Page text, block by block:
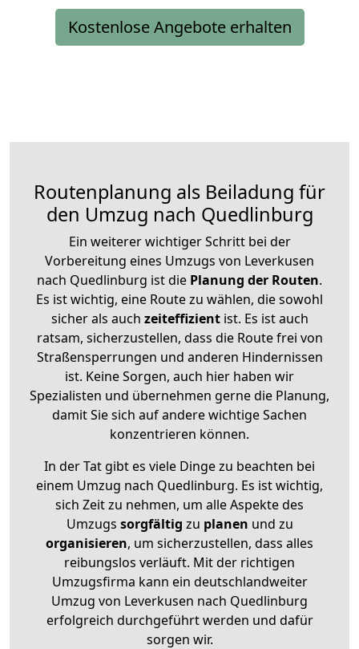
Kostenlose Angebote erhalten
Routenplanung als Beiladung für
den Umzug nach Quedlinburg
Ein weiterer wichtiger Schritt bei der
Vorbereitung eines Umzugs von Leverkusen
nach Quedlinburg ist die Planung der Routen.
Es ist wichtig, eine Route zu wählen, die sowohl
sicher als auch zeiteffizientist. Es ist auch
ratsam, sicherzustellen, dass die Route frei von
Straßensperrungen und anderen Hindernissen
ist. Keine Sorgen, auch hier haben wir
Spezialisten und übernehmen gerne die Planung,
damit Sie sich auf andere wichtige Sachen
konzentrieren können.
In der Tat gibt es viele Dinge zu beachten bei
einem Umzug nach Quedlinburg. Es ist wichtig,
sich Zeit zu nehmen, um alle Aspekte des
Umzugs sorgfältig zu planen und zu
organisieren, um sicherzustellen, dass alles
reibungslos verläuft. Mit der richtigen
Umzugsfirma kann ein deutschlandweiter
Umzug von Leverkusen nach Quedlinburg
erfolgreich durchgeführt werden und dafür
sorgen wir.